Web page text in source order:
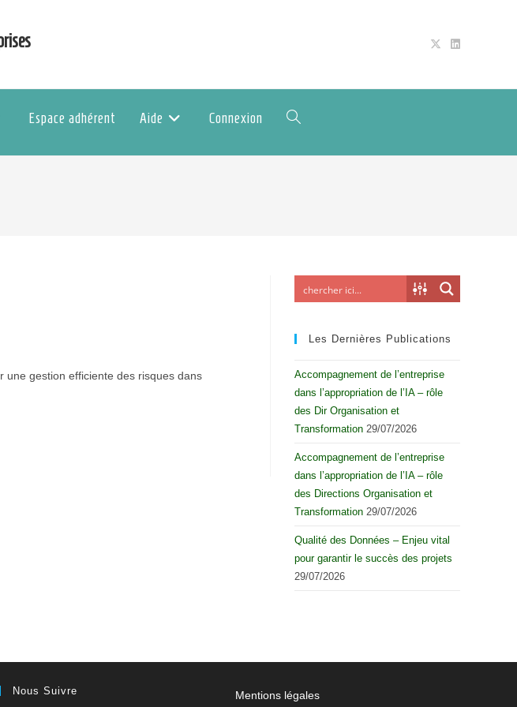
Espace adhérent Aide Connexion
gestion efficiente des risques dans
Les Dernières Publications
Accompagnement de l’entreprise
dans l’appropriation de l’IA – rôle
des Dir Organisation et
Transformation 29/07/2026
Accompagnement de l’entreprise
dans l’appropriation de l’IA – rôle
des Directions Organisation et
Transformation 29/07/2026
Qualité des Données – Enjeu vital
pour garantir le succès des projets
29/07/2026
Nous Suivre Mentions légales